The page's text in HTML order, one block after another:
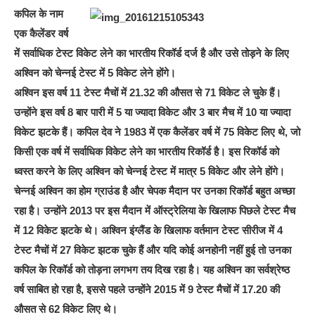
कपिल के नाम
एक कैलेंडर वर्ष
में सर्वाधिक टेस्ट विकेट लेने का भारतीय रिकॉर्ड दर्ज है और उसे तोड़ने के लिए
अश्विन को चेन्नई टेस्ट में 5 विकेट लेने होंगे।
अश्विन इस वर्ष 11 टेस्ट मैचों में 21.32 की औसत से 71 विकेट ले चुके हैं।
उन्होंने इस वर्ष 8 बार पारी में 5 या ज्यादा विकेट और 3 बार मैच में 10 या ज्यादा
विकेट झटके हैं। कपिल देव ने 1983 में एक कैलेंडर वर्ष में 75 विकेट लिए थे, जो
किसी एक वर्ष में सर्वाधिक विकेट लेने का भारतीय रिकॉर्ड है। इस रिकॉर्ड को
ध्वस्त करने के लिए ‍अश्विन को चेन्नई टेस्ट में मात्र 5 विकेट और लेने होंगे।
चेन्नई अश्विन का होम ग्राउंड है और चेपक मैदान पर उनका रिकॉर्ड बहुत अच्छा
रहा है। उन्होंने 2013 पर इस मैदान में ऑस्ट्रेलिया के खिलाफ पिछले टेस्ट मैच
में 12 विकेट झटके थे। अश्विन इंग्लैंड के खिलाफ वर्तमान टेस्ट सीरीज में 4
टेस्ट मैचों में 27 विकेट झटक चुके हैं और यदि कोई अनहोनी नहीं हुई तो उनका
कपिल के रिकॉर्ड को तोड़ना लगभग तय दिख रहा है। यह अश्विन का सर्वश्रेष्ठ
वर्ष साबित हो रहा है, इससे पहले उन्होंने 2015 में 9 टेस्ट मैचों में 17.20 की
औसत से 62 विकेट लिए थे।